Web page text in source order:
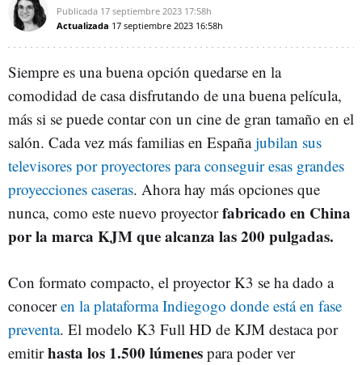
Publicada 17 septiembre 2023 17:58h
Actualizada 17 septiembre 2023 16:58h
Siempre es una buena opción quedarse en la
comodidad de casa disfrutando de una buena película,
más si se puede contar con un cine de gran tamaño en el
salón. Cada vez más familias en Españajubilan sus
televisores por proyectores para conseguir esas grandes
proyecciones caseras. Ahora hay más opciones que
nunca, como este nuevo proyectorfabricado en China
por la marca KJM que alcanza las 200 pulgadas.
Con formato compacto, el proyector K3 se ha dado a
conoceren la plataforma Indiegogo donde está en fase
preventa. El modelo K3 Full HD de KJM destaca por
emitirhasta los 1.500 lúmenes para poder ver